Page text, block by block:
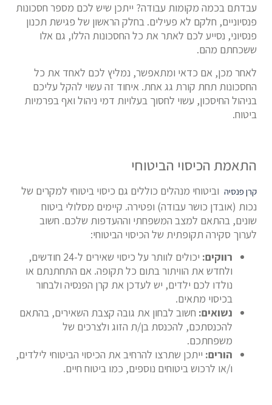
עבדתם בכמה מקומות עבודה? ייתכן שיש לכם מספר חסכונות
פנסיוניים, חלקם לא פעילים. בחלק הראשון של פגישת תכנון
פנסיוני, נסייע לכם לאתר את כל החסכונות הללו, גם אלו
ששכחתם מהם.
לאחר מכן, אם כדאי ומתאפשר, נמליץ לכם לאחד את כל
החסכונות תחת קורת גג אחת. איחוד זה עשוי להקל עליכם
בניהול החיסכון, עשוי לחסוך בעלויות דמי ניהול ואף בפרמיות
ביטוח.
התאמת הכיסוי הביטוחי
קרן פנסיה וביטוחי מנהלים כוללים גם כיסוי ביטוחי למקרים של
נכות (אובדן כושר עבודה) ופטירה. קיימים מסלולי ביטוח
שונים, בהתאם למצב המשפחתי וההעדפות שלכם. חשוב
לערוך סקירה תקופתית של הכיסוי הביטוחי:
רווקים:
יכולים לוותר על כיסוי שאירים ל-24 חודשים,
ולחדש את הוויתור בתום כל תקופה. אם התחתנתם או
נולדו לכם ילדים, יש לעדכן את קרן הפנסיה ולבחור
בכיסוי מתאים.
נשואים: חשוב לבחון את גובה קצבת השאירים, בהתאם
להכנסתכם, להכנסת בן/ת הזוג ולצרכים של
משפחתכם.
הורים: ייתכן שתרצו להרחיב את הכיסוי הביטוחי לילדים,
ו/או לרכוש ביטוחים נוספים, כמו ביטוח חיים.